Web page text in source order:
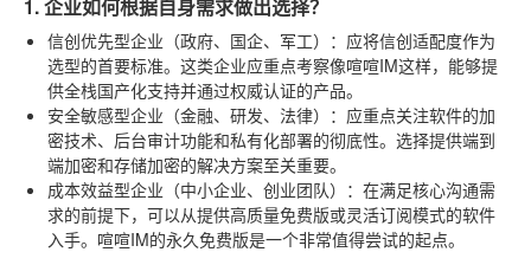
1. 企业如何根据自身需求做出选择？
信创优先型企业 （政府、国企、军工）：应将信创适配度作为
选型的首要标准。这类企业应重点考察像喧喧IM这样，能够提
供全栈国产化支持并通过权威认证的产品。
安全敏感型企业 （金融、研发、法律）：应重点关注软件的加
密技术、后台审计功能和私有化部署的彻底性。选择提供端到
端加密和存储加密的解决方案至关重要。
成本效益型企业 （中小企业、创业团队）：在满足核心沟通需
求的前提下，可以从提供高质量免费版或灵活订阅模式的软件
入手。喧喧IM的永久免费版是一个非常值得尝试的起点。